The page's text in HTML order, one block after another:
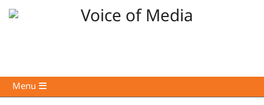
Skip
Voice
of
Primary
Navigation
Menu